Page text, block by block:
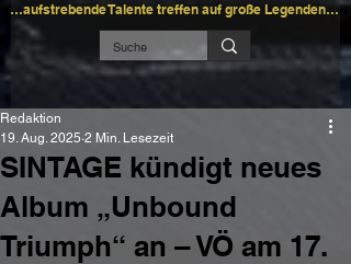
…aufstrebende Talente treffen auf große Legenden…
SINTAGE kündigt neues
Album „Unbound
Triumph“ an – VÖ am 17.
Redaktion
19. Aug. 2025 2 Min. Lesezeit